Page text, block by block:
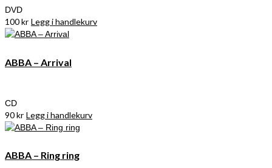
DVD
100kr Legg i handlekurv
ABBA – Arrival
CD
90kr Legg i handlekurv
ABBA – Ring ring